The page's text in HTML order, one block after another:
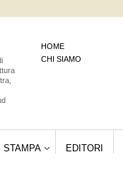
HOME
CHI SIAMO
STAMPA EDITORI